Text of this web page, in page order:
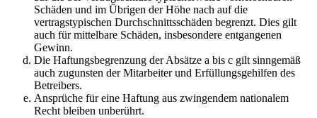
Schäden und im Übrigen der Höhe nach auf die
vertragstypischen Durchschnittsschäden begrenzt. Dies gilt
auch für mittelbare Schäden, insbesondere entgangenen
Gewinn.
Die Haftungsbegrenzung der Absätze a bis c gilt sinngemäß
auch zugunsten der Mitarbeiter und Erfüllungsgehilfen des
Betreibers.
Ansprüche für eine Haftung aus zwingendem nationalem
Recht bleiben unberührt.